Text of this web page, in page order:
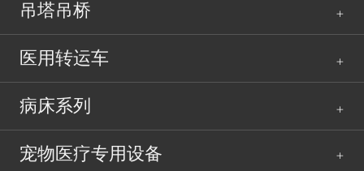
吊塔吊桥
医用转运车
病床系列
宠物医疗专用设备